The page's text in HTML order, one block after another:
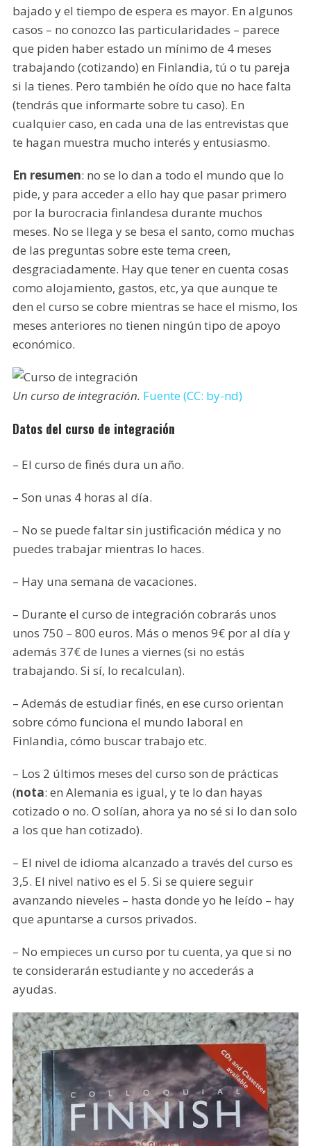
bajado y el tiempo de espera es mayor. En algunos
casos – no conozco las particularidades – parece
que piden haber estado un mínimo de 4 meses
trabajando (cotizando) en Finlandia, tú o tu pareja
si la tienes. Pero también he oído que no hace falta
(tendrás que informarte sobre tu caso). En
cualquier caso, en cada una de las entrevistas que
te hagan muestra mucho interés y entusiasmo.
En resumen: no se lo dan a todo el mundo que lo
pide, y para acceder a ello hay que pasar primero
por la burocracia finlandesa durante muchos
meses. No se llega y se besa el santo, como muchas
de las preguntas sobre este tema creen,
desgraciadamente. Hay que tener en cuenta cosas
como alojamiento, gastos, etc, ya que aunque te
den el curso se cobre mientras se hace el mismo, los
meses anteriores no tienen ningún tipo de apoyo
económico.
Un curso de integración. Fuente (CC: by-nd)
Datos del curso de integración
– El curso de finés dura un año.
– Son unas 4 horas al día.
– No se puede faltar sin justificación médica y no
puedes trabajar mientras lo haces.
– Hay una semana de vacaciones.
– Durante el curso de integración cobrarás unos
unos 750 – 800 euros. Más o menos 9€ por al día y
además 37€ de lunes a viernes (si no estás
trabajando. Si sí, lo recalculan).
– Además de estudiar finés, en ese curso orientan
sobre cómo funciona el mundo laboral en
Finlandia, cómo buscar trabajo etc.
– Los 2 últimos meses del curso son de prácticas
(nota: en Alemania es igual, y te lo dan hayas
cotizado o no. O solían, ahora ya no sé si lo dan solo
a los que han cotizado).
– El nivel de idioma alcanzado a través del curso es
3,5. El nivel nativo es el 5. Si se quiere seguir
avanzando nieveles – hasta donde yo he leído – hay
que apuntarse a cursos privados.
– No empieces un curso por tu cuenta, ya que si no
te considerarán estudiante y no accederás a
ayudas.